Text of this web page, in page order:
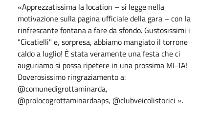
«Apprezzatissima la location – si legge nella
motivazione sulla pagina ufficiale della gara – con la
rinfrescante fontana a fare da sfondo. Gustosissimi i
"Cicatielli" e, sorpresa, abbiamo mangiato il torrone
caldo a luglio! È stata veramente una festa che ci
auguriamo si possa ripetere in una prossima MI-TA!
Doverosissimo ringraziamento a:
@comunedigrottaminarda,
@prolocogrottaminardaaps, @clubveicolistorici ».